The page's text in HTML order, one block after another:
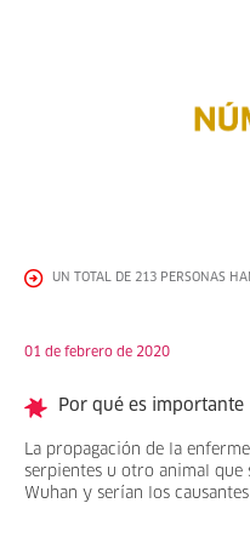
UN TOTAL DE 213 PERSONAS
01 de febrero de 2020
Por qué es importante
La propagación de la
serpientes u otro animal que
Wuhan y serían los